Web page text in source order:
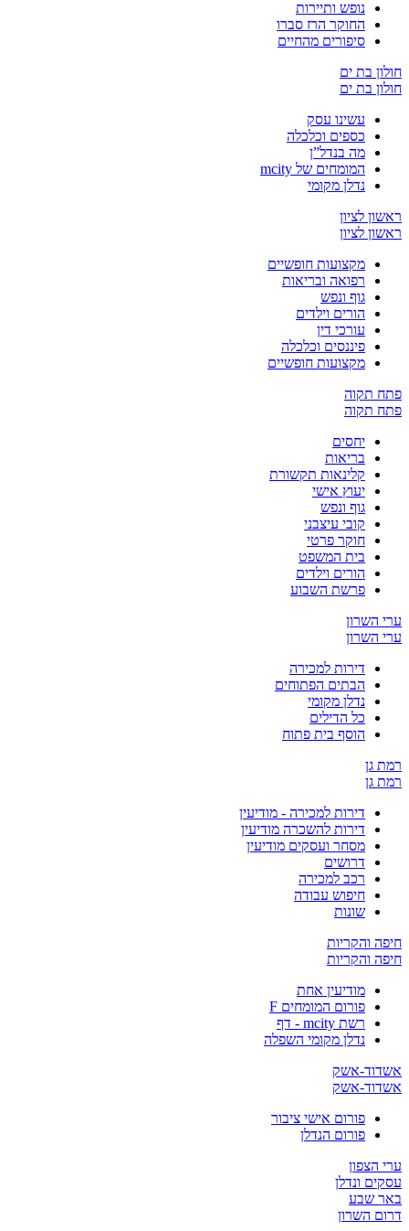
נופש ותיירות
החוקר הרז סברו
סיפורים מהחיים
בת ים
בת ים
עשינו עסק
כספים וכלכלה
מה בנדל”ן
המומחים של mcity
נדלן מקומי
לציון
לציון
מקצועות חופשיים
רפואה ובריאות
גוף ונפש
הורים וילדים
עורכי דין
פיננסים וכלכלה
מקצועות חופשיים
יחסים
בריאות
קלינאות תקשורת
יעוץ אישי
גוף ונפש
קובי עיצבני
חוקר פרטי
בית המשפט
הורים וילדים
פרשת השבוע
דירות למכירה
הבתים הפתוחים
נדלן מקומי
כל הדילים
הוסף בית פתוח
דירות למכירה - מודיעין
דירות להשכרה מודיעין
מסחר ועסקים מודיעין
דרושים
רכב למכירה
חיפוש עבודה
שונות
מודיעין אחת
פורום המומחים F
רשת mcity - דף
נדלן מקומי השפלה
אשק
אשק
פורום אישי ציבור
פורום הנדלן
ונדלן